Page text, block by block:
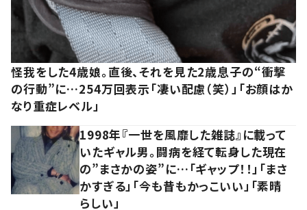
怪我をした4歳娘。直後、それを見た2歳息子の“衝撃
の行動”に…254万回表示「凄い配慮（笑）」「お顔はか
なり重症レベル」
1998年『一世を風靡した雑誌』に載って
いたギャル男。闘病を経て転身した現在
の”まさかの姿”に…「ギャップ！！」「まさ
かすぎる」「今も昔もかっこいい」「素晴
らしい」